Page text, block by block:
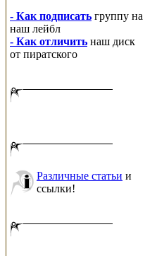
- Как подписать группу на
наш лейбл
- Как отличить наш диск
от пиратского
Различные статьи и
ссылки!